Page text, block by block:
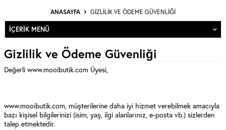
ANASAYFA GIZLILIK VE ÖDEME GÜVENLIĞI
İÇERIK MENÜ
Gizlilik ve Ödeme Güvenliği
Değerli www.mooibutik.com Üyesi,
www.mooibutik.com, müşterilerine daha iyi hizmet verebilmek amacıyla
bazı kişisel bilgilerinizi (isim, yaş, ilgi alanlarınız, e-posta vb.) sizlerden
talep etmektedir.